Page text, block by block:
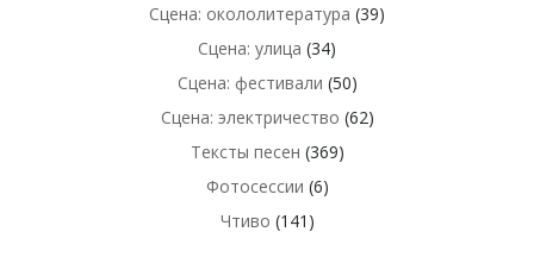
Сцена: окололитература (39)
Сцена: улица (34)
Сцена: фестивали (50)
Сцена: электричество (62)
Тексты песен (369)
Фотосессии (6)
Чтиво (141)